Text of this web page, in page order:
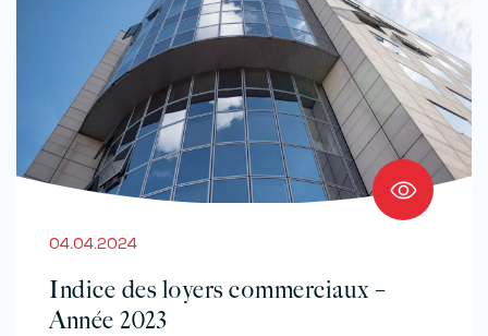
04.04.2024
Indice des loyers commerciaux –
Année 2023